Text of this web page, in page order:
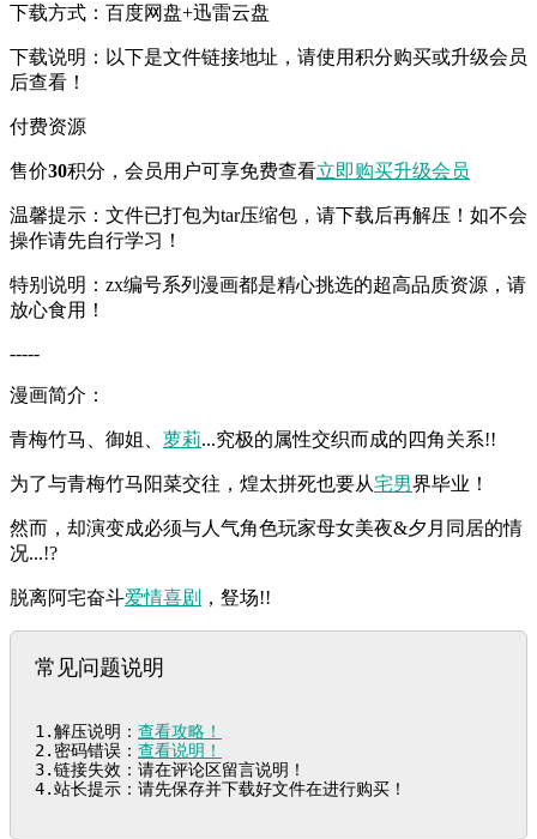
下载方式：百度网盘+迅雷云盘
下载说明：以下是文件链接地址，请使用积分购买或升级会员
后查看！
付费资源
售价30积分 ，会员用户可享免费查看立即购买升级会员
温馨提示：文件已打包为tar压缩包，请下载后再解压！如不会
操作请先自行学习！
特别说明：zx编号系列漫画都是精心挑选的超高品质资源，请
放心食用！
-----
漫画简介：
青梅竹马、御姐、 萝莉...究极的属性交织而成的四角关系!!
为了与青梅竹马阳菜交往，煌太拼死也要从宅男界毕业！
然而，却演变成必须与人气角色玩家母女美夜&夕月同居的情
况...!?
脱离阿宅奋斗爱情喜剧 ，豋场!!
常见问题说明
1.解压说明： 查看攻略！
2.密码错误： 查看说明！
3.链接失效：请在评论区留言说明！
4.站长提示：请先保存并下载好文件在进行购买！